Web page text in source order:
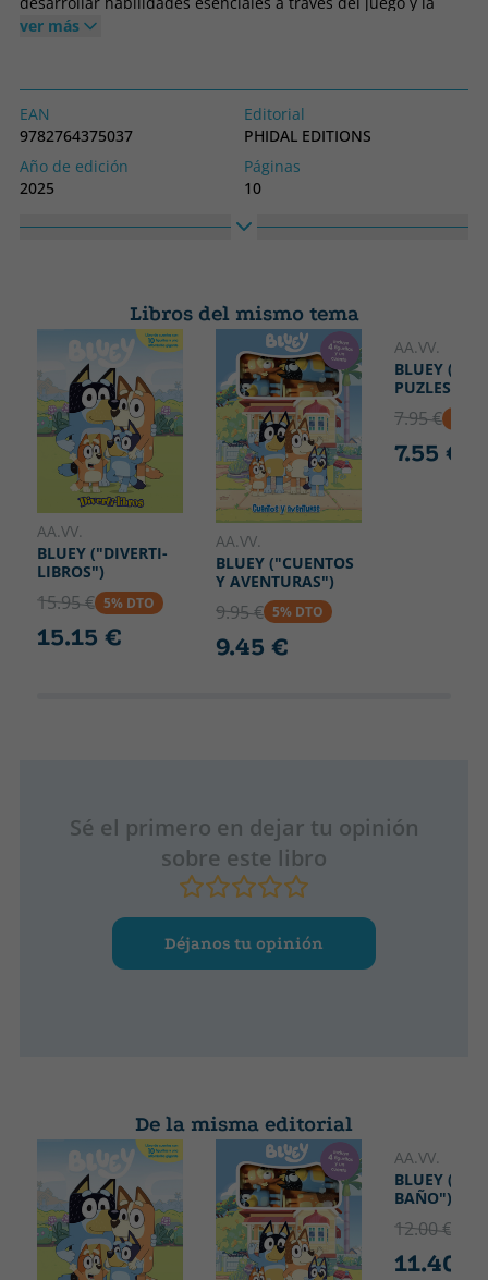
narración. Diseñado para ser fácil de transportar, todo el
convierte en la opción perfecta para mantener a los niños
entretenidos durante los viajes, ya sea en avión o en coche.
My Busy Books es un regalo perfecto para ocasiones como
Navidad, Año Nuevo, Pascua, cumpleaños, vacaciones y
regreso al colegio, con un libro de cartón colorido y una
historia animada que a los niños les encantará.
ver más
EAN
9782764375037
Editorial
PHIDAL EDITIONS
Año de edición
2025
Páginas
10
Colección
Libros del mismo tema
AA.VV.
BLUEY ("DIVERTI-
LIBROS")
15.95 € 5% DTO
15.15 €
AA.VV.
BLUEY ("CUENTOS
Y AVENTURAS")
9.95 € 5% DTO
9.45 €
AA.VV.
BLUEY
PUZLES)
7.95 €
7.55 €
Sé el primero en dejar tu opinión
sobre este libro
Déjanos tu opinión
De la misma editorial
AA.VV.
BLUEY
BAÑO")
12.00 €
11.40 €